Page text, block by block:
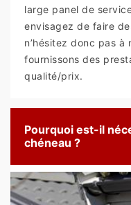
large panel de
envisagez de faire
n’hésitez donc pas
fournissons des
qualité/prix.
Pourquoi est-il
chéneau ?